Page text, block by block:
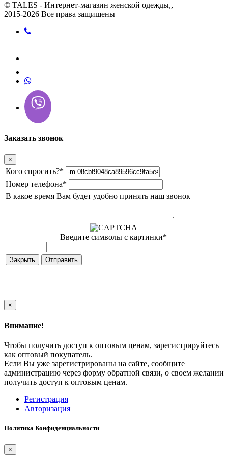
© TALES - Интернет-магазин женской одежды,,
2015-2026 Все права защищены
Заказать звонок
×
Кого спросить?*
Номер телефона*
В какое время Вам будет удобно принять наш звонок
Введите символы с картинки*
Закрыть
×
Внимание!
Чтобы получить доступ к оптовым ценам, зарегистрируйтесь
как оптовый покупатель.
Если Вы уже зарегистрированы на сайте, сообщите
администрацию через форму обратной связи, о своем желании
получить доступ к оптовым ценам.
Регистрация
Авторизация
Политика Конфиденциальности
×